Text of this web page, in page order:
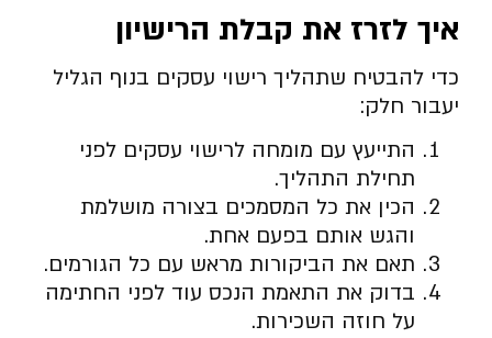
איך לזרז את קבלת הרישיון
כדי להבטיח שתהליך רישוי עסקים בנוף הגליל
יעבור חלק:
התייעץ עם מומחה לרישוי עסקים לפני
תחילת התהליך.
הכין את כל המסמכים בצורה מושלמת
והגש אותם בפעם אחת.
תאם את הביקורות מראש עם כל הגורמים.
בדוק את התאמת הנכס עוד לפני החתימה
על חוזה השכירות.